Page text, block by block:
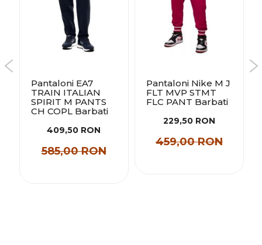
Pantaloni EA7
TRAIN ITALIAN
SPIRIT M PANTS
CH COPL Barbati
409,50 RON
585,00 RON
Pantaloni Nike M J
FLT MVP STMT
FLC PANT Barbati
229,50 RON
459,00 RON